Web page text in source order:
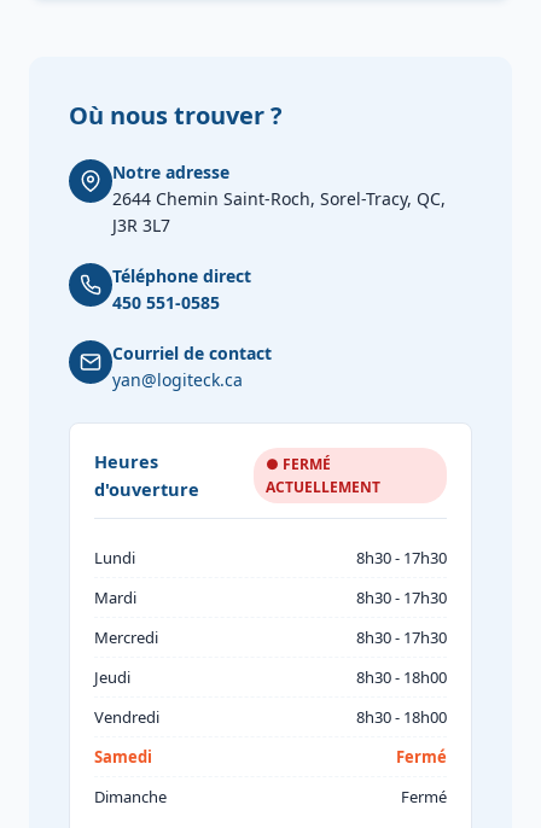
Où nous trouver ?
Notre adresse
2644 Chemin Saint-Roch, Sorel-Tracy, QC,
J3R 3L7
Téléphone direct
450 551-0585
Courriel de contact
yan@logiteck.ca
Heures
d'ouverture
● FERMÉ
ACTUELLEMENT
Lundi
8h30 - 17h30
Mardi
8h30 - 17h30
Mercredi
8h30 - 17h30
Jeudi
8h30 - 18h00
Vendredi
8h30 - 18h00
Samedi
Fermé
Dimanche
Fermé